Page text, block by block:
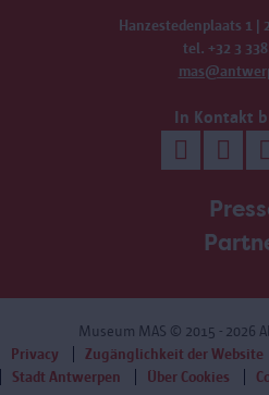
Hanzestedenplaats 1 |
tel. +32 3
In Kontakt
Museum MAS © 2015 - 2026
Privacy
Zugänglichkeit der Website
Stadt Antwerpen
Über Cookies